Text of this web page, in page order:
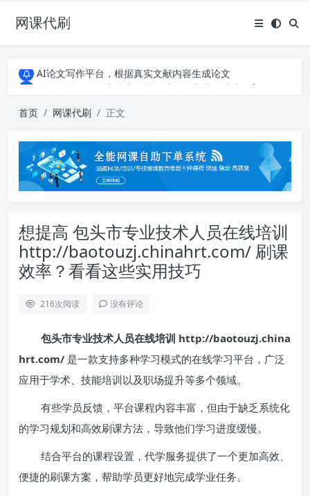
网课代刷
AI论文写作平台，根据真实文献内容生成论文
全能网课平台，大学生网课、成教、培训、继续教育。现已接入代刷代考项目3000+
全能网课平台，大学生网课、成教、培训、继续教育。现已接入代刷代考项目3000+
首页 网课代刷 正文
想提高 包头市专业技术人员在线培训
http://baotouzj.chinahrt.com/ 刷课
效率？看看这些实用技巧
216次阅读 没有评论
包头市专业技术人员在线培训 http://baotouzj.china
hrt.com/ 是一款支持多种学习模式的在线学习平台，广泛
应用于学术、技能培训以及职场提升等多个领域。
有些学员反馈，平台课程内容丰富，但由于缺乏系统化
的学习规划和高效刷课方法，导致他们学习进度缓慢。
结合平台的课程设置，代学服务提供了一个更加高效、
便捷的刷课方案，帮助学员更好地完成学业任务。